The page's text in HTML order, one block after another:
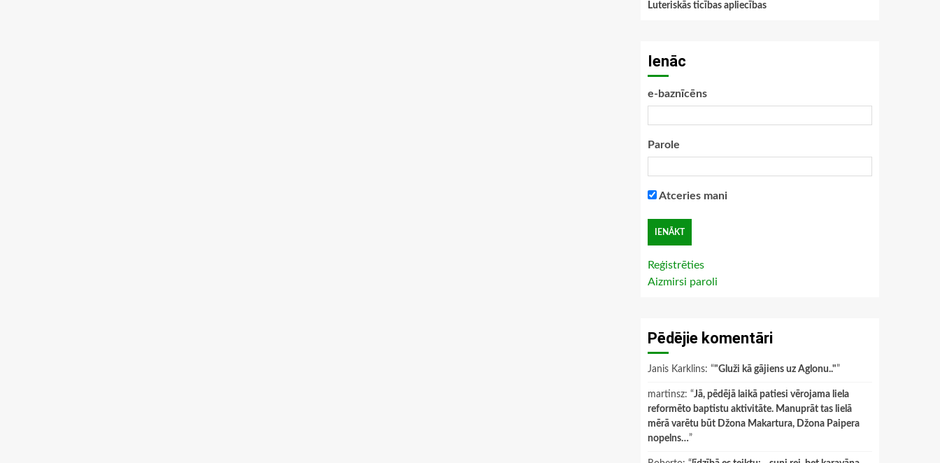
Luteriskās ticības apliecības
Ienāc
e-baznīcēns
Parole
Atceries mani
Reģistrēties
Aizmirsi paroli
Pēdējie komentāri
Janis Karklins: “"Gluži kā gājiens uz Aglonu.."”
martinsz: “Jā, pēdējā laikā patiesi vērojama liela
reformēto baptistu aktivitāte. Manuprāt tas lielā
mērā varētu būt Džona Makartura, Džona Paipera
nopelns…”